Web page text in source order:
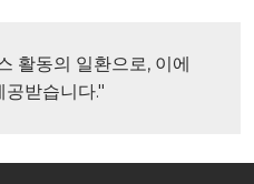
활동의 일환으로, 이에
받습니다."